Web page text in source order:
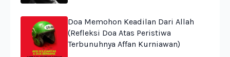
Doa Memohon Keadilan Dari Allah
(Refleksi Doa Atas Peristiwa
Terbunuhnya Affan Kurniawan)